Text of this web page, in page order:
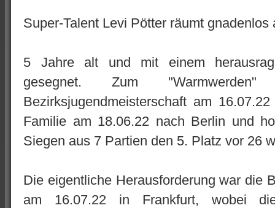
Super-Talent Levi Pötter räumt gnadenlos
5 Jahre alt und mit einem
gesegnet. Zum
Bezirksjugendmeisterschaft am
Familie am 18.06.22 nach Berlin und
Siegen aus 7 Partien den 5. Platz vor 26
Die eigentliche Herausforderung war die
am 16.07.22 in Frankfurt, wobei